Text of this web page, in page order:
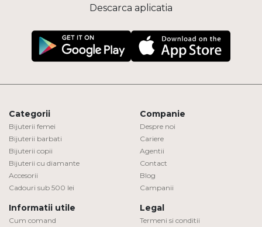
Descarca aplicatia
Categorii
Bijuterii femei
Bijuterii barbati
Bijuterii copii
Bijuterii cu diamante
Accesorii
Cadouri sub 500 lei
Companie
Despre noi
Cariere
Agentii
Contact
Blog
Campanii
Informatii utile
Cum comand
Legal
Termeni si conditii